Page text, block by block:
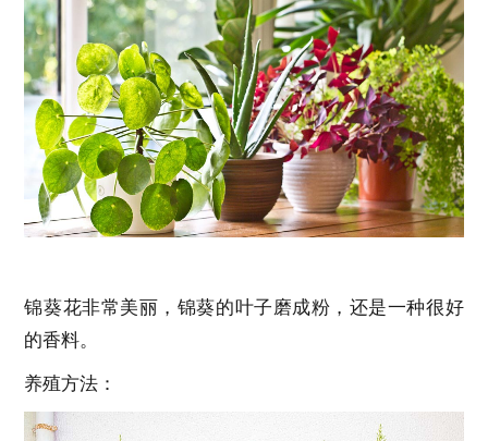
锦葵花非常美丽，锦葵的叶子磨成粉，还是一种很好
的香料。
养殖方法：